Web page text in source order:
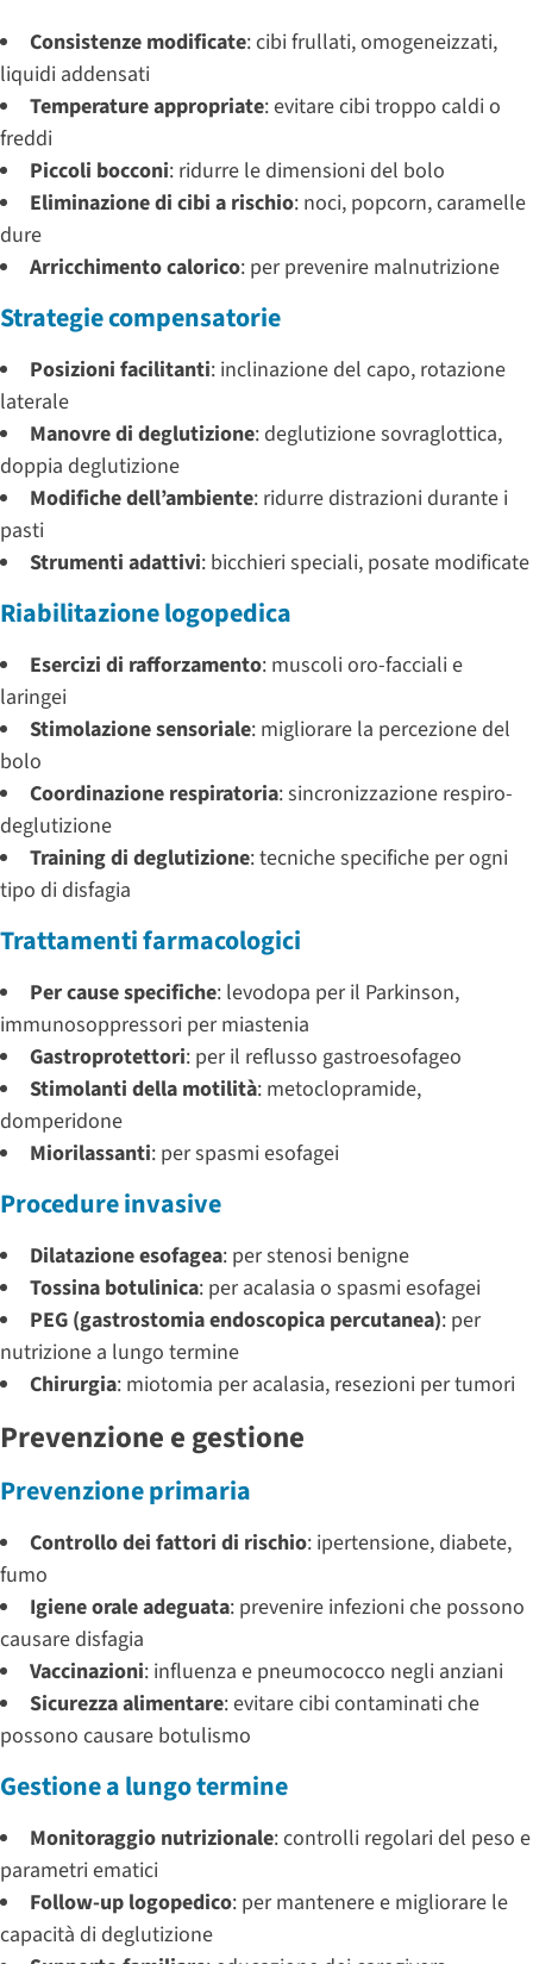
Consistenze modificate: cibi frullati, omogeneizzati,
liquidi addensati
Temperature appropriate: evitare cibi troppo caldi o
freddi
Piccoli bocconi: ridurre le dimensioni del bolo
Eliminazione di cibi a rischio: noci, popcorn, caramelle
dure
Arricchimento calorico: per prevenire malnutrizione
Strategie compensatorie
Posizioni facilitanti: inclinazione del capo, rotazione
laterale
Manovre di deglutizione: deglutizione sovraglottica,
doppia deglutizione
Modifiche dell’ambiente: ridurre distrazioni durante i
pasti
Strumenti adattivi: bicchieri speciali, posate modificate
Riabilitazione logopedica
Esercizi di rafforzamento: muscoli oro-facciali e
laringei
Stimolazione sensoriale: migliorare la percezione del
bolo
Coordinazione respiratoria: sincronizzazione respiro-
deglutizione
Training di deglutizione: tecniche specifiche per ogni
tipo di disfagia
Trattamenti farmacologici
Per cause specifiche: levodopa per il Parkinson,
immunosoppressori per miastenia
Gastroprotettori: per il reflusso gastroesofageo
Stimolanti della motilità: metoclopramide,
domperidone
Miorilassanti: per spasmi esofagei
Procedure invasive
Dilatazione esofagea: per stenosi benigne
Tossina botulinica: per acalasia o spasmi esofagei
PEG (gastrostomia endoscopica percutanea): per
nutrizione a lungo termine
Chirurgia: miotomia per acalasia, resezioni per tumori
Prevenzione e gestione
Prevenzione primaria
Controllo dei fattori di rischio: ipertensione, diabete,
fumo
Igiene orale adeguata: prevenire infezioni che possono
causare disfagia
Vaccinazioni: influenza e pneumococco negli anziani
Sicurezza alimentare: evitare cibi contaminati che
possono causare botulismo
Gestione a lungo termine
Monitoraggio nutrizionale: controlli regolari del peso e
parametri ematici
Follow-up logopedico: per mantenere e migliorare le
capacità di deglutizione